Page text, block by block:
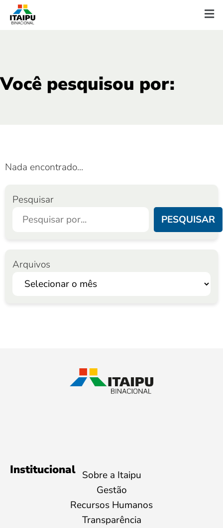
Você pesquisou por:
Nada encontrado...
Pesquisar
PESQUISAR
Arquivos
Institucional Sobre a Itaipu
Gestão
Recursos Humanos
Transparência